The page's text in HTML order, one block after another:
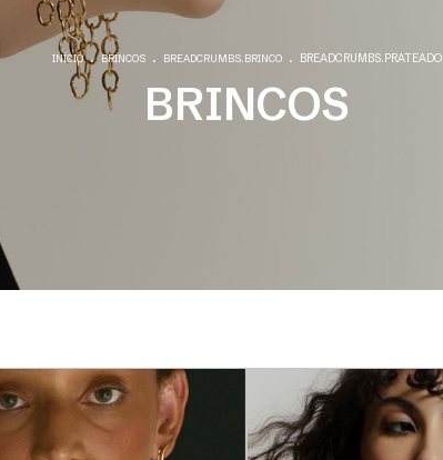
INÍCIO . BRINCOS . BREADCRUMBS.BRINCO . BREADCRUMBS.PRATEADO
BRINCOS